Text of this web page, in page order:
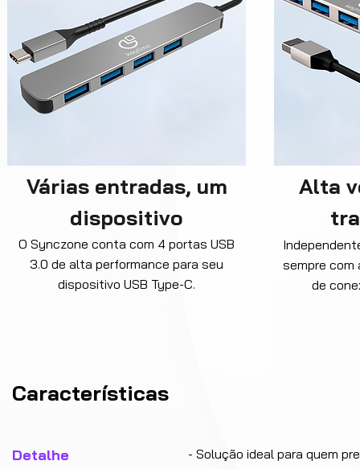
Várias entradas, um
dispositivo
O Synczone conta com 4 portas USB
3.0 de alta performance para seu
dispositivo USB Type-C.
Alta
sempre com
de
Características
Detalhe
- Solução ideal para quem